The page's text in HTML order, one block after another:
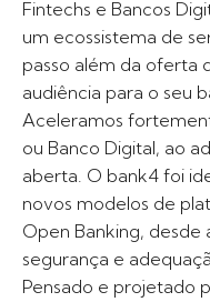
Fintechs e Bancos
um ecossistema de
passo além da oferta
audiência para o seu
Aceleramos
ou Banco Digital, ao
aberta. O bank4 foi
novos modelos de
Open Banking, desde
segurança e
Pensado e projetado